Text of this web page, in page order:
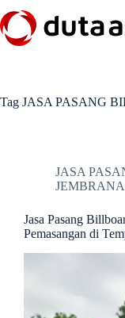
to
content
Tag JASA PASANG
JASA
JEMBRANA
Jasa Pasang
Pemasangan di